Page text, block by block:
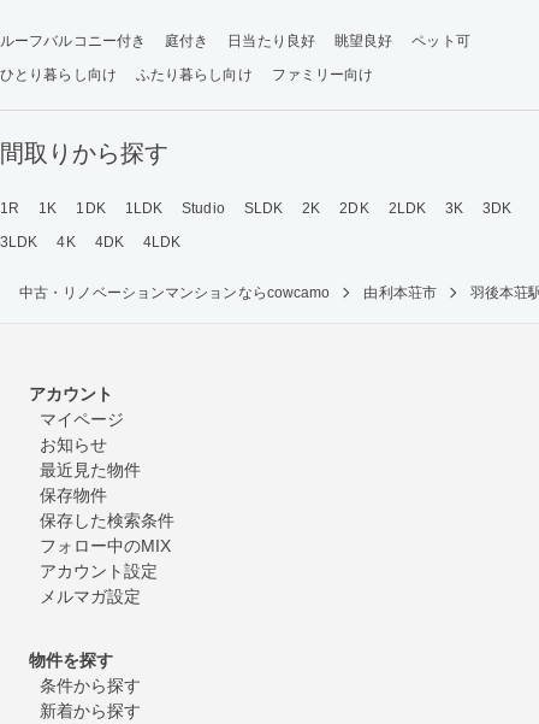
ルーフバルコニー付き 庭付き 日当たり良好 眺望良好
ペット可
ひとり暮らし向け
ふたり暮らし向け ファミリー向け
間取りから探す
1R 1K 1DK 1LDK Studio SLDK 2K 2DK 2LDK 3K
3DK
3LDK
4K 4DK 4LDK
中古・リノベーションマンションならcowcamo 由利本荘市 羽後本荘
アカウント
マイページ
お知らせ
最近見た物件
保存物件
保存した検索条件
フォロー中のMIX
アカウント設定
メルマガ設定
物件を探す
条件から探す
新着から探す